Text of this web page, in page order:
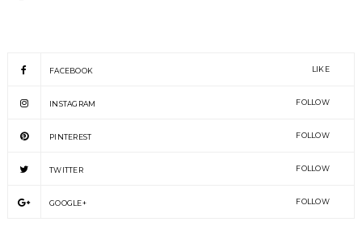
FACEBOOK LIKE
INSTAGRAM FOLLOW
PINTEREST FOLLOW
TWITTER FOLLOW
GOOGLE+ FOLLOW